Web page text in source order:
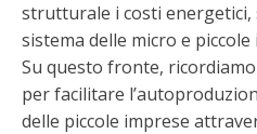
strutturale i costi
sistema delle micro e piccole
Su questo fronte,
per facilitare
delle piccole imprese